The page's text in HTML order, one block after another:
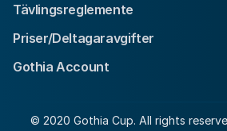
Tävlingsreglemente
Priser/Deltagaravgifter
Gothia Account
© 2020 Gothia Cup. All rights